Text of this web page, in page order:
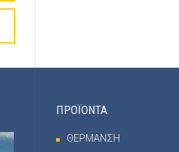
ΠΡΟΪΟΝΤΑ
ΘΕΡΜΑΝΣΗ